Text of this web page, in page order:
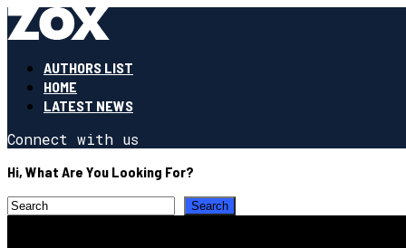
AUTHORS LIST
HOME
LATEST NEWS
Connect with us
Hi, What Are You Looking For?